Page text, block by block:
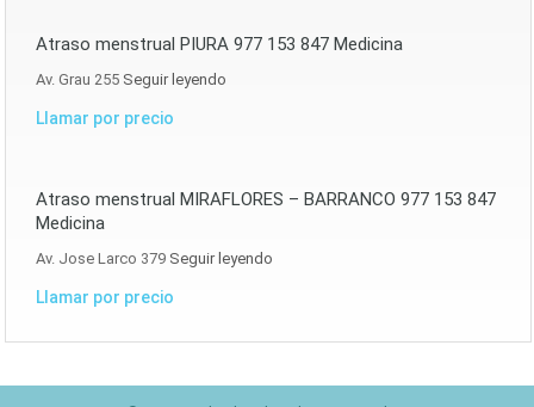
Atraso menstrual PIURA 977 153 847 Medicina
Av. Grau 255 Seguir leyendo
Llamar por precio
Atraso menstrual MIRAFLORES – BARRANCO 977 153 847
Medicina
Av. Jose Larco 379 Seguir leyendo
Llamar por precio